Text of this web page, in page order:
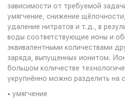
зависимости от требуемой
умягчение, снижение
удаление нитратов и т.д., в
воды соответствующие ионы и
эквивалентными количествами
заряда, выпущенных ионитом.
большом количестве
укрупнённо можно разделить на
• умягчение